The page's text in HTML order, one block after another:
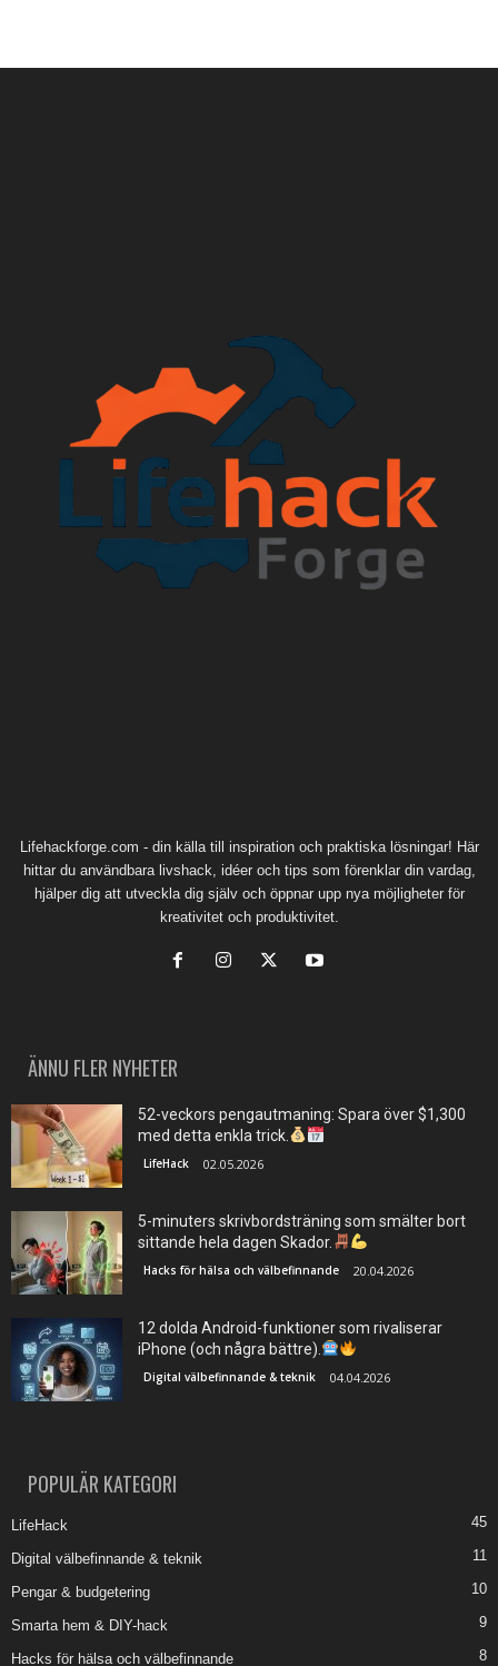
Lifehackforge.com - din källa till inspiration och praktiska lösningar! Här
hittar du användbara livshack, idéer och tips som förenklar din vardag,
hjälper dig att utveckla dig själv och öppnar upp nya möjligheter för
kreativitet och produktivitet.
ÄNNU FLER NYHETER
52-veckors pengautmaning: Spara över $1,300
med detta enkla trick.
LifeHack 02.05.2026
5-minuters skrivbordsträning som smälter bort
sittande hela dagen Skador.
Hacks för hälsa och välbefinnande 20.04.2026
12 dolda Android-funktioner som rivaliserar
iPhone (och några bättre).
Digital välbefinnande & teknik 04.04.2026
POPULÄR KATEGORI
LifeHack 45
Digital välbefinnande & teknik 11
Pengar & budgetering 10
Smarta hem & DIY-hack 9
Hacks för hälsa och välbefinnande 8